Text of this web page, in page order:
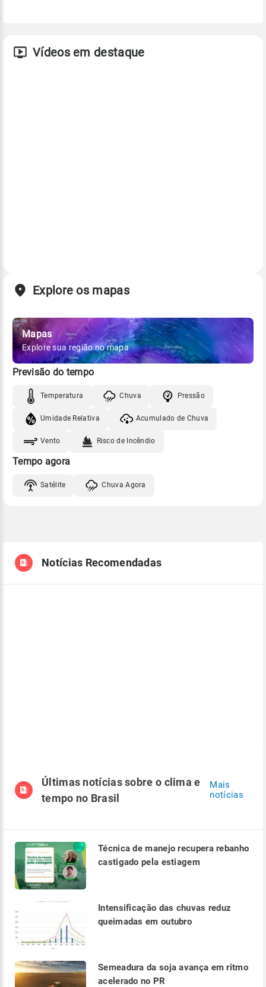
Vídeos em destaque
Explore os mapas
Mapas
Explore sua região no mapa
Previsão do tempo
Temperatura Chuva Pressão
Umidade Relativa Acumulado de Chuva
Vento Risco de Incêndio
Tempo agora
Satélite Chuva Agora
Notícias Recomendadas
Últimas notícias sobre o clima e
tempo no Brasil
Mais
notícias
Técnica de manejo recupera rebanho
castigado pela estiagem
Intensificação das chuvas reduz
queimadas em outubro
Semeadura da soja avança em ritmo
acelerado no PR